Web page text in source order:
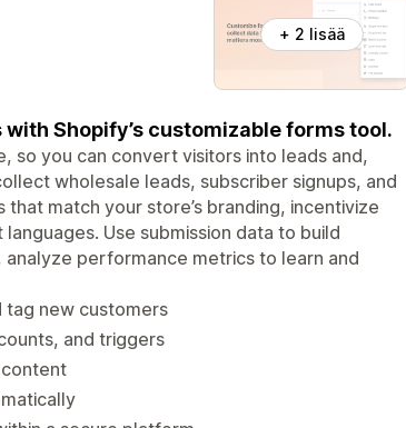
+ 2 lisää
Shopify’s customizable forms tool.
so you can convert visitors into leads and,
wholesale leads, subscriber signups, and
match your store’s branding, incentivize
Use submission data to build
performance metrics to learn and
tag new customers
and triggers